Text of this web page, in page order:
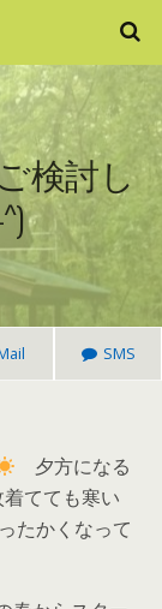
検討し
SMS
夕方になる
てても寒い
たかくなって